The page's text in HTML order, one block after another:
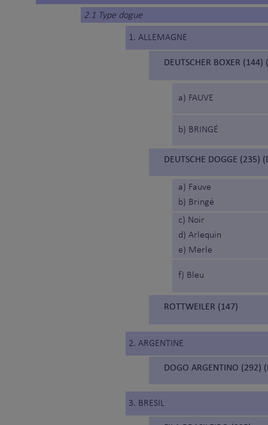
2.1 Type dogue
1. ALLEMAGNE
DEUTSCHER BOXER (144)
a) FAUVE
b) BRINGÉ
DEUTSCHE DOGGE (235)
a) Fauve
b) Bringé
c) Noir
d) Arlequin
e) Merle
f) Bleu
ROTTWEILER (147)
2. ARGENTINE
DOGO ARGENTINO (292)
3. BRESIL